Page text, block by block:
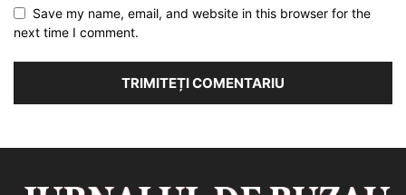
Save my name, email, and website in this browser for the
next time I comment.